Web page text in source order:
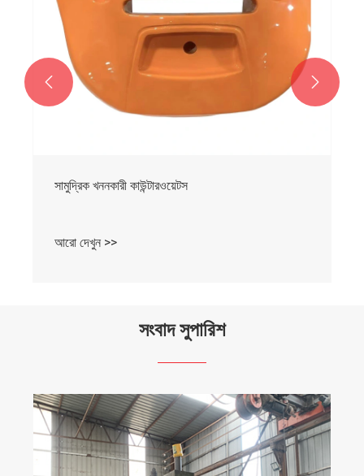
সামুদ্রিক খননকারী কাউন্টারওয়েটস
আরো দেখুন >>
 
সংবাদ সুপারিশ